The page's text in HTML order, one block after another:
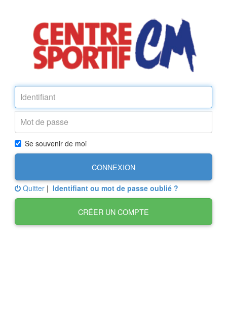
Se souvenir de moi
CONNEXION
Quitter | Identifiant ou mot de passe oublié ?
CRÉER UN COMPTE